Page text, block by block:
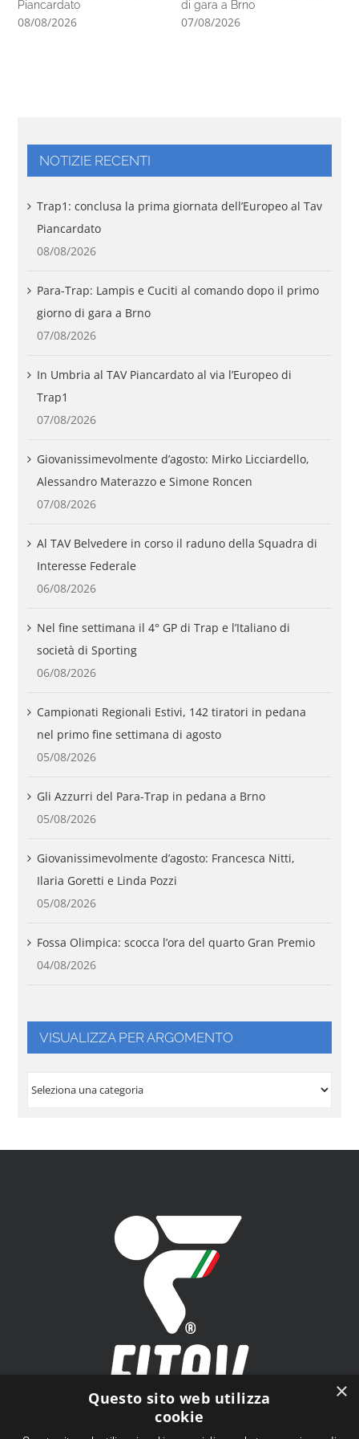
Piancardato
08/08/2026
di gara a Brno
07/08/2026
NOTIZIE RECENTI
Trap1: conclusa la prima giornata dell’Europeo al Tav
Piancardato
08/08/2026
Para-Trap: Lampis e Cuciti al comando dopo il primo
giorno di gara a Brno
07/08/2026
In Umbria al TAV Piancardato al via l’Europeo di
Trap1
07/08/2026
Giovanissimevolmente d’agosto: Mirko Licciardello,
Alessandro Materazzo e Simone Roncen
07/08/2026
Al TAV Belvedere in corso il raduno della Squadra di
Interesse Federale
06/08/2026
Nel fine settimana il 4° GP di Trap e l’Italiano di
società di Sporting
06/08/2026
Campionati Regionali Estivi, 142 tiratori in pedana
nel primo fine settimana di agosto
05/08/2026
Gli Azzurri del Para-Trap in pedana a Brno
05/08/2026
Giovanissimevolmente d’agosto: Francesca Nitti,
Ilaria Goretti e Linda Pozzi
05/08/2026
Fossa Olimpica: scocca l’ora del quarto Gran Premio
04/08/2026
VISUALIZZA PER ARGOMENTO
FITAV - Federazione Italiana Tiro a Volo - Viale Tiziano
×
Questo sito web utilizza
cookie